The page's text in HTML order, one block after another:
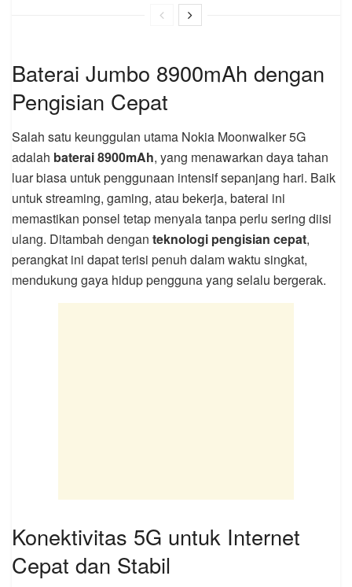
Baterai Jumbo 8900mAh dengan
Pengisian Cepat
Salah satu keunggulan utama Nokia Moonwalker 5G
adalah baterai 8900mAh, yang menawarkan daya tahan
luar biasa untuk penggunaan intensif sepanjang hari. Baik
untuk streaming, gaming, atau bekerja, baterai ini
memastikan ponsel tetap menyala tanpa perlu sering diisi
ulang. Ditambah dengan teknologi pengisian cepat,
perangkat ini dapat terisi penuh dalam waktu singkat,
mendukung gaya hidup pengguna yang selalu bergerak.
Konektivitas 5G untuk Internet
Cepat dan Stabil